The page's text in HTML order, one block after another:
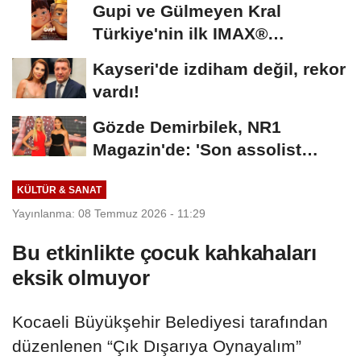
Gupi ve Gülmeyen Kral
Türkiye'nin ilk IMAX®
Kayseri'de izdiham değil, rekor
vardı!
Gözde Demirbilek, NR1
Magazin'de: 'Son assolist
KÜLTÜR & SANAT
Yayınlanma: 08 Temmuz 2026 - 11:29
Bu etkinlikte çocuk kahkahaları
eksik olmuyor
Kocaeli Büyükşehir Belediyesi tarafından
düzenlenen “Çık Dışarıya Oynayalım”